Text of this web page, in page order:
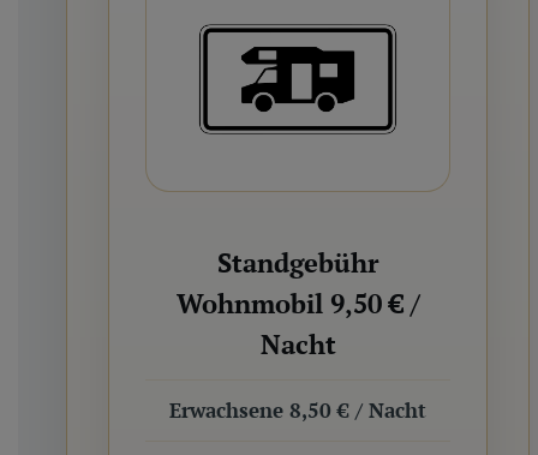
Standgebühr
Wohnmobil 9,50 € /
Nacht
Erwachsene 8,50 € / Nacht